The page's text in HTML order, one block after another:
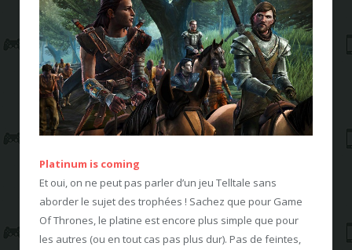
Platinum is coming
Et oui, on ne peut pas parler d’un jeu Telltale sans
aborder le sujet des trophées ! Sachez que pour Game
Of Thrones, le platine est encore plus simple que pour
les autres (ou en tout cas pas plus dur). Pas de feintes,